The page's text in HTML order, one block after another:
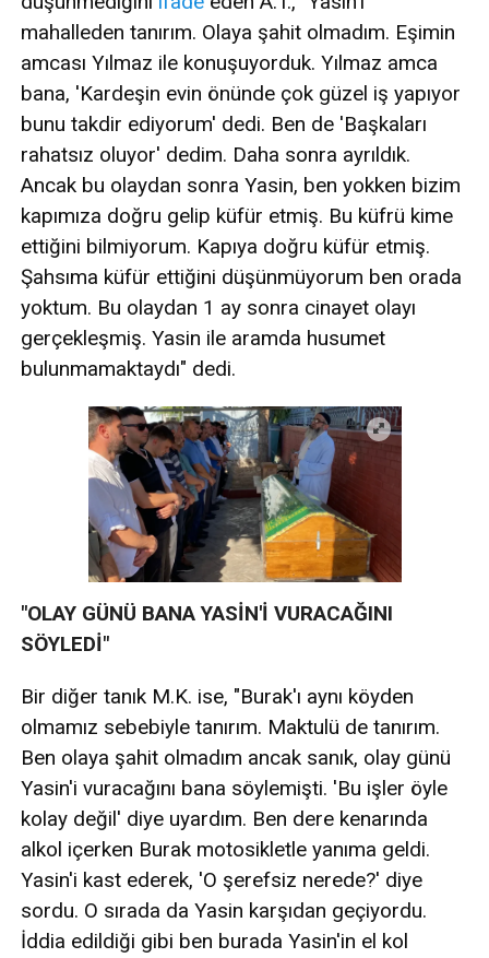
mahalleden tanırım. Olaya şahit olmadım. Eşimin
amcası Yılmaz ile konuşuyorduk. Yılmaz amca
bana, 'Kardeşin evin önünde çok güzel iş yapıyor
bunu takdir ediyorum' dedi. Ben de 'Başkaları
rahatsız oluyor' dedim. Daha sonra ayrıldık.
Ancak bu olaydan sonra Yasin, ben yokken bizim
kapımıza doğru gelip küfür etmiş. Bu küfrü kime
ettiğini bilmiyorum. Kapıya doğru küfür etmiş.
Şahsıma küfür ettiğini düşünmüyorum ben orada
yoktum. Bu olaydan 1 ay sonra cinayet olayı
gerçekleşmiş. Yasin ile aramda husumet
bulunmamaktaydı" dedi.
"OLAY GÜNÜ BANA YASİN'İ VURACAĞINI
SÖYLEDİ"
Bir diğer tanık M.K. ise, "Burak'ı aynı köyden
olmamız sebebiyle tanırım. Maktulü de tanırım.
Ben olaya şahit olmadım ancak sanık, olay günü
Yasin'i vuracağını bana söylemişti. 'Bu işler öyle
kolay değil' diye uyardım. Ben dere kenarında
alkol içerken Burak motosikletle yanıma geldi.
Yasin'i kast ederek, 'O şerefsiz nerede?' diye
sordu. O sırada da Yasin karşıdan geçiyordu.
İddia edildiği gibi ben burada Yasin'in el kol